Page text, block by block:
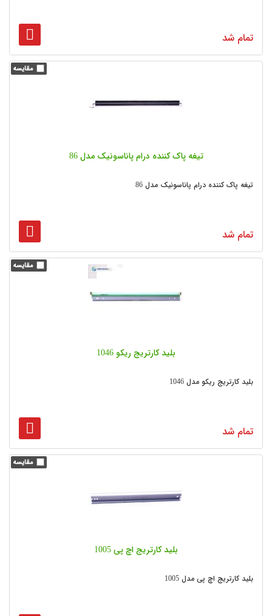
تمام شد
تیغه پاک کننده درام پاناسونیک مدل 86
تیغه پاک کننده درام پاناسونیک مدل 86
تمام شد
بلید کارتریج ریکو 1046
بلید کارتریج ریکو مدل 1046
تمام شد
بلید کارتریج اچ پی 1005
بلید کارتریج اچ پی مدل 1005